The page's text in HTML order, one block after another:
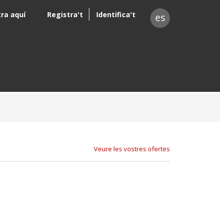
aquí Registra't Identifica't es
Veure les vostres ofertes